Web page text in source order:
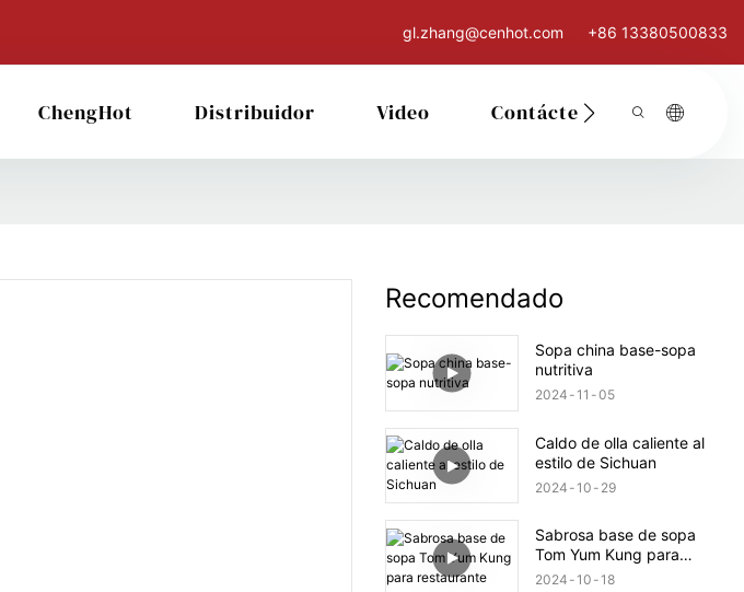
gl.zhang@cenhot.com +86 13380500833
ChengHot Distribuidor Video Contáctenos
Recomendado
Sopa china base-sopa
nutritiva
2024 11 05
Caldo de olla caliente al
estilo de Sichuan
2024 10 29
Sabrosa base de sopa
Tom Yum Kung para
restaurante
2024 10 18